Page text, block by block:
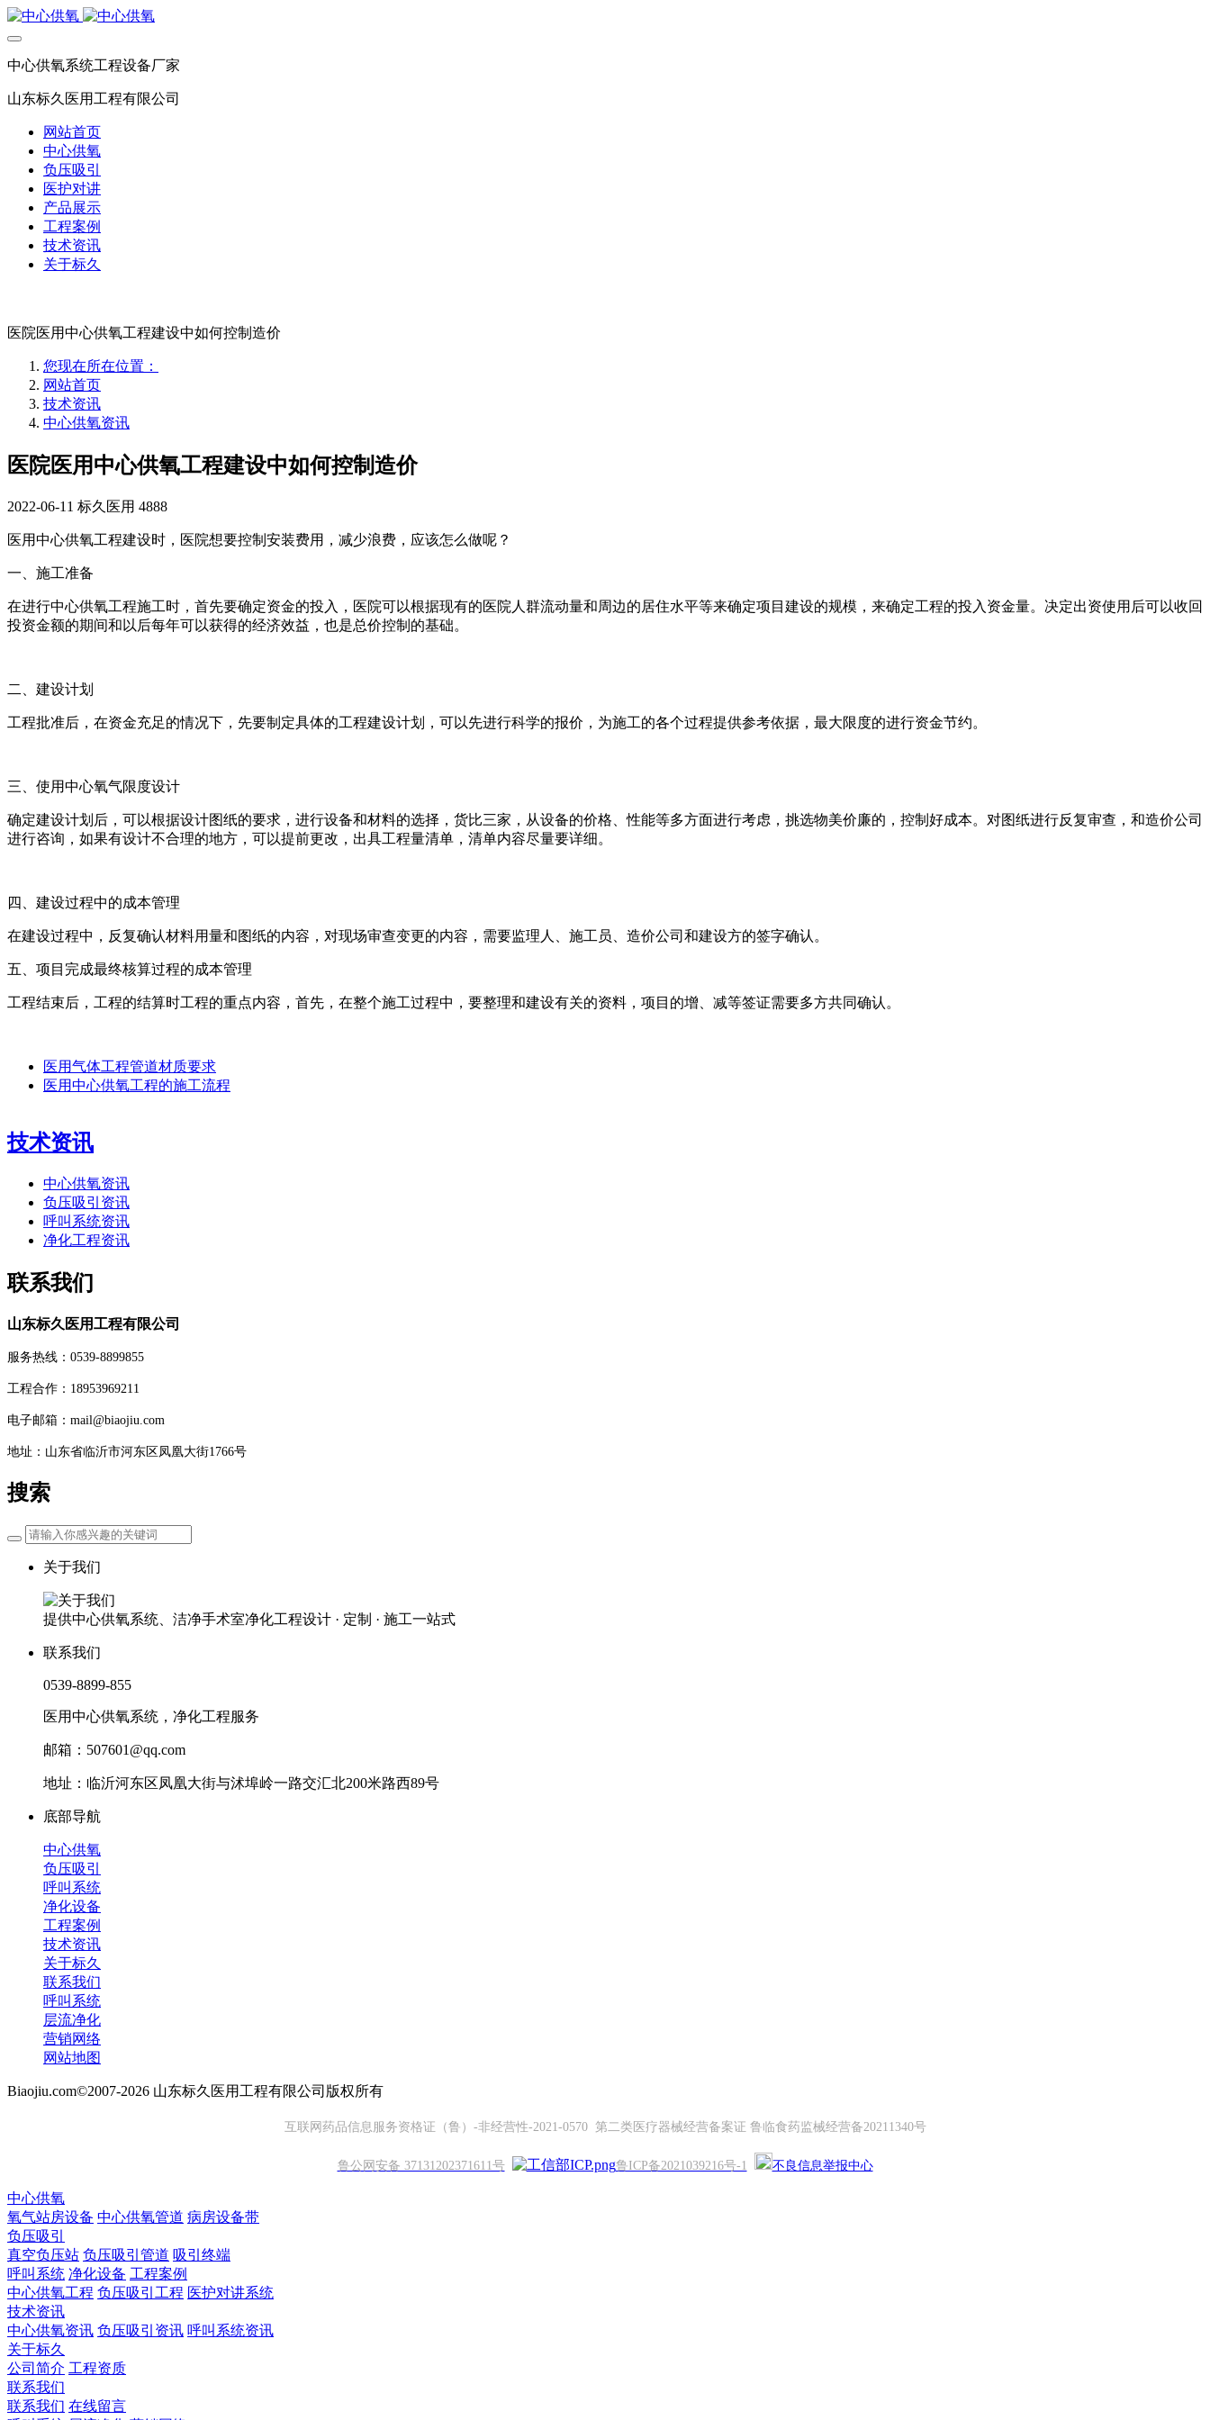
中心供氧系统工程设备厂家
山东标久医用工程有限公司
网站首页
中心供氧
负压吸引
医护对讲
产品展示
工程案例
技术资讯
关于标久
医院医用中心供氧工程建设中如何控制造价
您现在所在位置：
网站首页
技术资讯
中心供氧资讯
医院医用中心供氧工程建设中如何控制造价
2022-06-11 标久医用 4888
医用中心供氧工程建设时，医院想要控制安装费用，减少浪费，应该怎么做呢？
一、施工准备
在进行中心供氧工程施工时，首先要确定资金的投入，医院可以根据现有的医院人群流动量和周边的居住水平等来确定项目建设的规模，来确定工程的投入资金量。决定出资使用后可以收回
投资金额的期间和以后每年可以获得的经济效益，也是总价控制的基础。
二、建设计划
工程批准后，在资金充足的情况下，先要制定具体的工程建设计划，可以先进行科学的报价，为施工的各个过程提供参考依据，最大限度的进行资金节约。
三、使用中心氧气限度设计
确定建设计划后，可以根据设计图纸的要求，进行设备和材料的选择，货比三家，从设备的价格、性能等多方面进行考虑，挑选物美价廉的，控制好成本。对图纸进行反复审查，和造价公司
进行咨询，如果有设计不合理的地方，可以提前更改，出具工程量清单，清单内容尽量要详细。
四、建设过程中的成本管理
在建设过程中，反复确认材料用量和图纸的内容，对现场审查变更的内容，需要监理人、施工员、造价公司和建设方的签字确认。
五、项目完成最终核算过程的成本管理
工程结束后，工程的结算时工程的重点内容，首先，在整个施工过程中，要整理和建设有关的资料，项目的增、减等签证需要多方共同确认。
医用气体工程管道材质要求
医用中心供氧工程的施工流程
技术资讯
中心供氧资讯
负压吸引资讯
呼叫系统资讯
净化工程资讯
联系我们
山东标久医用工程有限公司
服务热线：0539-8899855
工程合作：18953969211
电子邮箱：mail@biaojiu.com
地址：山东省临沂市河东区凤凰大街1766号
搜索
关于我们
提供中心供氧系统、洁净手术室净化工程设计 · 定制 · 施工一站式
联系我们
0539-8899-855
医用中心供氧系统，净化工程服务
邮箱：507601@qq.com
地址：临沂河东区凤凰大街与沭埠岭一路交汇北200米路西89号
底部导航
中心供氧
负压吸引
呼叫系统
净化设备
工程案例
技术资讯
关于标久
联系我们
呼叫系统
层流净化
营销网络
网站地图
Biaojiu.com©2007-2026 山东标久医用工程有限公司版权所有
互联网药品信息服务资格证（鲁）-非经营性-2021-0570 第二类医疗器械经营备案证 鲁临食药监械经营备20211340号
鲁公网安备 37131202371611号 鲁ICP备2021039216号-1 不良信息举报中心
中心供氧
氧气站房设备 中心供氧管道 病房设备带
负压吸引
真空负压站 负压吸引管道 吸引终端
呼叫系统 净化设备 工程案例
中心供氧工程 负压吸引工程 医护对讲系统
技术资讯
中心供氧资讯 负压吸引资讯 呼叫系统资讯
关于标久
公司简介 工程资质
联系我们
联系我们 在线留言